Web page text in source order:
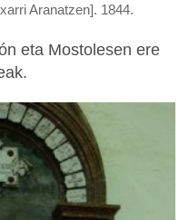
Aranatzen]. 1844.
eta Mostolesen ere